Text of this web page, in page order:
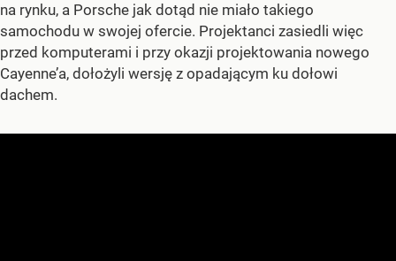
na rynku, a Porsche jak dotąd nie miało takiego
samochodu w swojej ofercie. Projektanci zasiedli więc
przed komputerami i przy okazji projektowania nowego
Cayenne’a, dołożyli wersję z opadającym ku dołowi
dachem.